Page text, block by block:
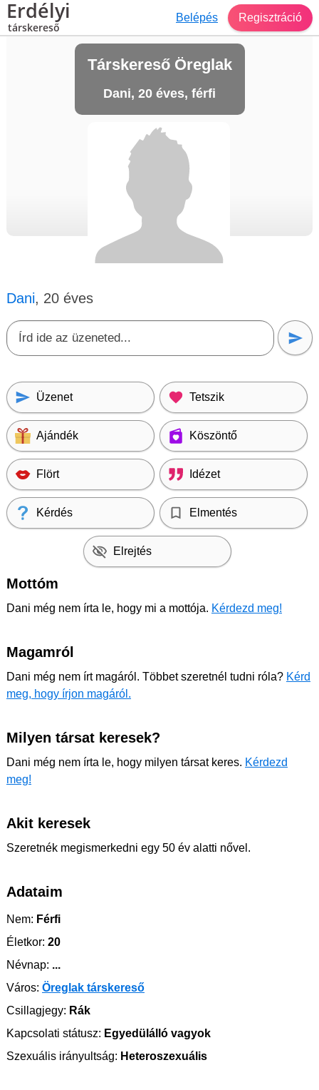
Erdélyi
társkereső
Belépés Regisztráció
Társkereső Öreglak
Dani, 20 éves, férfi
Dani, 20 éves
Üzenet Tetszik
Ajándék Köszöntő
Flört Idézet
Kérdés Elmentés
Elrejtés
Mottóm
Dani még nem írta le, hogy mi a mottója. Kérdezd meg!
Magamról
Dani még nem írt magáról. Többet szeretnél tudni róla? Kérd
meg, hogy írjon magáról.
Milyen társat keresek?
Dani még nem írta le, hogy milyen társat keres. Kérdezd
meg!
Akit keresek
Szeretnék megismerkedni egy 50 év alatti nővel.
Adataim
Nem: Férfi
Életkor: 20
Névnap: ...
Város: Öreglak társkereső
Csillagjegy: Rák
Kapcsolati státusz: Egyedülálló vagyok
Szexuális irányultság: Heteroszexuális